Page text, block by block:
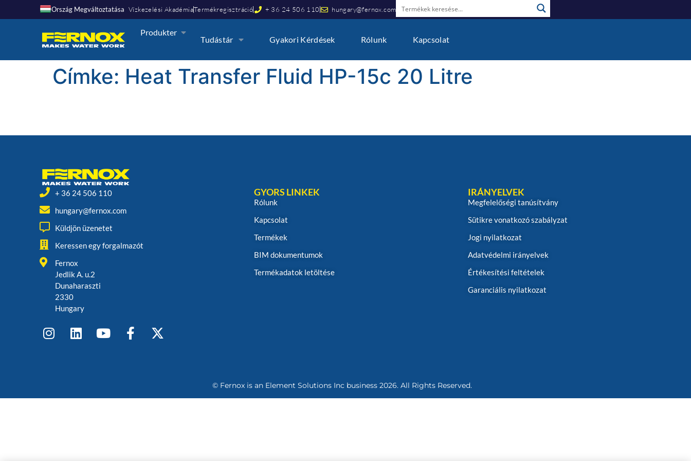
Ország Megváltoztatása Vízkezelési AkadémiaTermékregisztráció + 36 24 506 110 hungary@fernox.com
Produkter
Tudástár Gyakori Kérdések Rólunk Kapcsolat
Címke: Heat Transfer Fluid HP-15c 20 Litre
+ 36 24 506 110
hungary@fernox.com
Küldjön üzenetet
Keressen egy forgalmazót
Fernox
Jedlik A. u.2
Dunaharaszti
2330
Hungary
GYORS LINKEK
Rólunk
Kapcsolat
Termékek
BIM dokumentumok
Termékadatok letöltése
IRÁNYELVEK
Megfelelőségi tanúsítvány
Sütikre vonatkozó szabályzat
Jogi nyilatkozat
Adatvédelmi irányelvek
Értékesítési feltételek
Garanciális nyilatkozat
© Fernox is an Element Solutions Inc business 2026. All Rights Reserved.